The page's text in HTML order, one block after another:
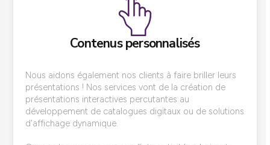
Contenus personnalisés
Nous aidons également nos clients à faire briller leurs
présentations ! Nos services vont de la création de
présentations interactives percutantes au
développement de catalogues digitaux ou de solutions
d'affichage dynamique.